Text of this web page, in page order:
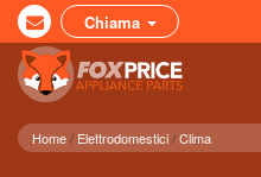
Chiama
Home Elettrodomestici Clima